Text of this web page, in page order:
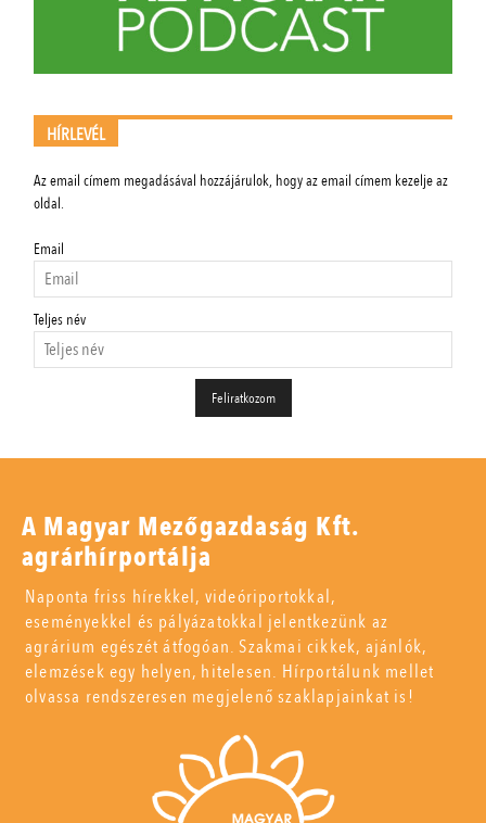
HÍRLEVÉL
Az email címem megadásával hozzájárulok, hogy az email címem kezelje az
oldal.
Email
Teljes név
A Magyar Mezőgazdaság Kft.
agrárhírportálja
Naponta friss hírekkel, videóriportokkal,
eseményekkel és pályázatokkal jelentkezünk az
agrárium egészét átfogóan. Szakmai cikkek, ajánlók,
elemzések egy helyen, hitelesen. Hírportálunk mellet
olvassa rendszeresen megjelenő szaklapjainkat is!